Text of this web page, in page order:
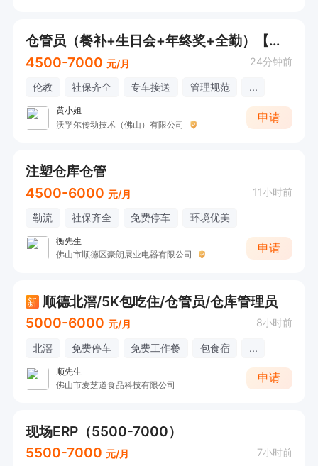
仓管员（餐补+生日会+年终奖+全勤）【会开叉车】
4500-7000 元/月 24分钟前
伦教 社保齐全 专车接送 管理规范 ...
黄小姐
沃孚尔传动技术（佛山）有限公司
申请
注塑仓库仓管
4500-6000 元/月 11小时前
勒流 社保齐全 免费停车 环境优美
衡先生
佛山市顺德区豪朗展业电器有限公司
申请
新 顺德北滘/5K包吃住/仓管员/仓库管理员
5000-6000 元/月 8小时前
北滘 免费停车 免费工作餐 包食宿 ...
顺先生
佛山市麦芝道食品科技有限公司
申请
现场ERP（5500-7000）
5500-7000 元/月 7小时前